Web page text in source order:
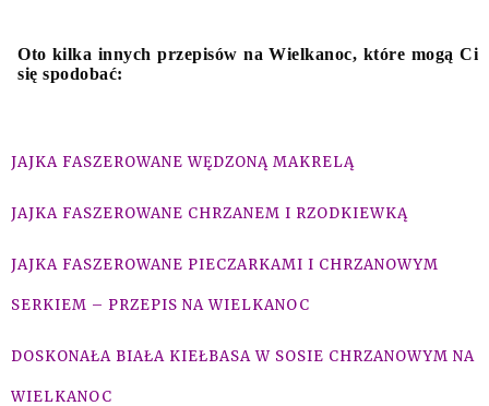
Oto kilka innych przepisów na Wielkanoc, które mogą Ci
się spodobać:
JAJKA FASZEROWANE WĘDZONĄ MAKRELĄ
JAJKA FASZEROWANE CHRZANEM I RZODKIEWKĄ
JAJKA FASZEROWANE PIECZARKAMI I CHRZANOWYM
SERKIEM – PRZEPIS NA WIELKANOC
DOSKONAŁA BIAŁA KIEŁBASA W SOSIE CHRZANOWYM NA
WIELKANOC